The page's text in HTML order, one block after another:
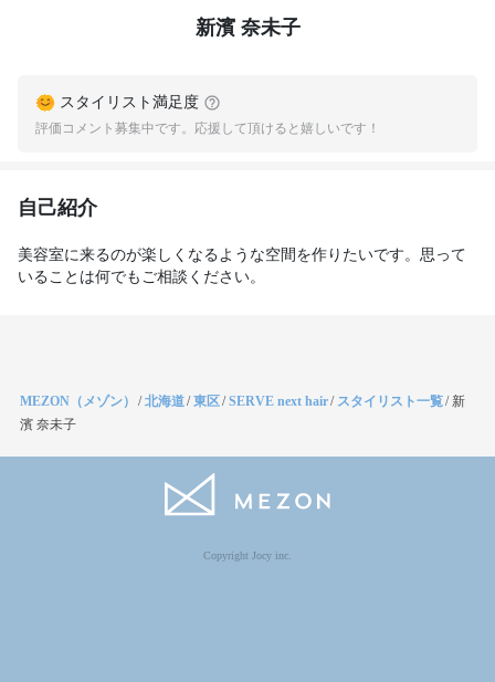
新濱 奈未子
スタイリスト満足度
評価コメント募集中です。応援して頂けると嬉しいです！
自己紹介
美容室に来るのが楽しくなるような空間を作りたいです。思って
いることは何でもご相談ください。
MEZON（メゾン） /北海道/東区/SERVE next hair/ スタイリスト一覧/ 新
濱 奈未子
Copyright Jocy inc.